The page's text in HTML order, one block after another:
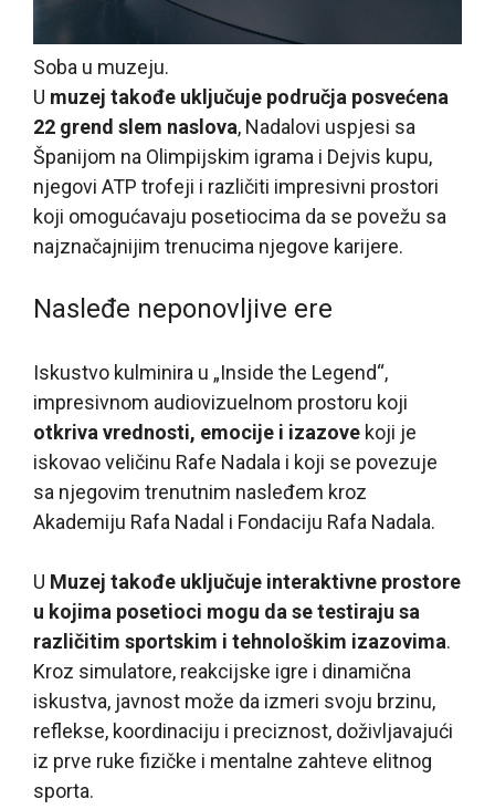
Soba u muzeju.
U muzej takođe uključuje područja posvećena
22 grend slem naslova, Nadalovi uspjesi sa
Španijom na Olimpijskim igrama i Dejvis kupu,
njegovi ATP trofeji i različiti impresivni prostori
koji omogućavaju posetiocima da se povežu sa
najznačajnijim trenucima njegove karijere.
Nasleđe neponovljive ere
Iskustvo kulminira u „Inside the Legend“,
impresivnom audiovizuelnom prostoru koji
otkriva vrednosti, emocije i izazove koji je
iskovao veličinu Rafe Nadala i koji se povezuje
sa njegovim trenutnim nasleđem kroz
Akademiju Rafa Nadal i Fondaciju Rafa Nadala.
U Muzej takođe uključuje interaktivne prostore
u kojima posetioci mogu da se testiraju sa
različitim sportskim i tehnološkim izazovima.
Kroz simulatore, reakcijske igre i dinamična
iskustva, javnost može da izmeri svoju brzinu,
reflekse, koordinaciju i preciznost, doživljavajući
iz prve ruke fizičke i mentalne zahteve elitnog
sporta.